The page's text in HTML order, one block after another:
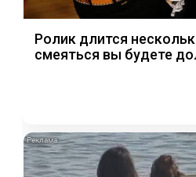
Ролик длится
смеяться вы будете